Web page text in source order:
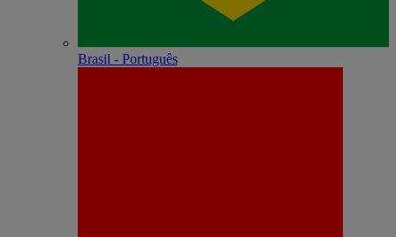
Brasil - Português